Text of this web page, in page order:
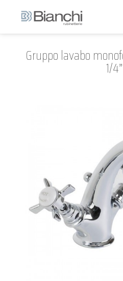
Gruppo lavabo
1/4”